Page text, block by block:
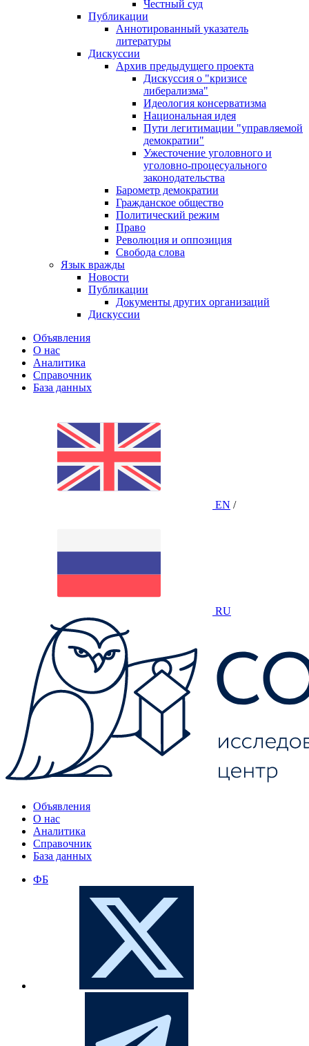
Честный суд
Публикации
Аннотированный указатель
литературы
Дискуссии
Архив предыдущего проекта
Дискуссия о "кризисе
либерализма"
Идеология консерватизма
Национальная идея
Пути легитимации "управляемой
демократии"
Ужесточение уголовного и
уголовно-процесуального
законодательства
Барометр демократии
Гражданское общество
Политический режим
Право
Революция и оппозиция
Свобода слова
Язык вражды
Новости
Публикации
Документы других организаций
Дискуссии
Объявления
О нас
Аналитика
Справочник
База данных
EN /
RU
Объявления
О нас
Аналитика
Справочник
База данных
ФБ